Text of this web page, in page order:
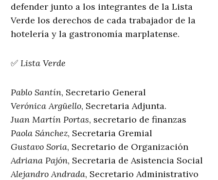
defender junto a los integrantes de la Lista
Verde los derechos de cada trabajador de la
hotelería y la gastronomía marplatense.
✅Lista Verde
Pablo Santín, Secretario General
Verónica Argüello, Secretaria Adjunta.
Juan Martín Portas, secretario de finanzas
Paola Sánchez, Secretaria Gremial
Gustavo Soria, Secretario de Organización
Adriana Pajón, Secretaria de Asistencia Social
Alejandro Andrada, Secretario Administrativo